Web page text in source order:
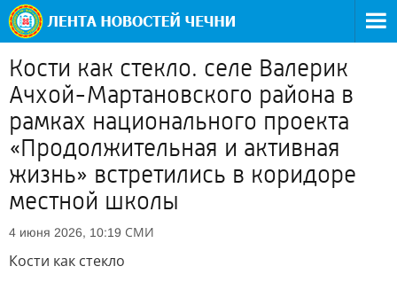
Кости как стекло. селе Валерик
Ачхой-Мартановского района в
рамках национального проекта
«Продолжительная и активная
жизнь» встретились в коридоре
местной школы
4 июня 2026, 10:19 СМИ
Кости как стекло